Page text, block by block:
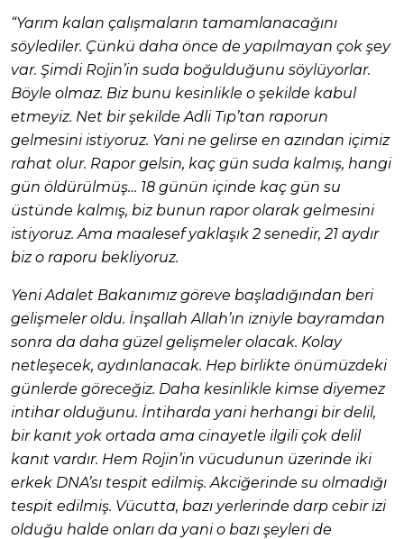
“Yarım kalan çalışmaların tamamlanacağını
söylediler. Çünkü daha önce de yapılmayan çok şey
var. Şimdi Rojin’in suda boğulduğunu söylüyorlar.
Böyle olmaz. Biz bunu kesinlikle o şekilde kabul
etmeyiz. Net bir şekilde Adli Tıp’tan raporun
gelmesini istiyoruz. Yani ne gelirse en azından içimiz
rahat olur. Rapor gelsin, kaç gün suda kalmış, hangi
gün öldürülmüş… 18 günün içinde kaç gün su
üstünde kalmış, biz bunun rapor olarak gelmesini
istiyoruz. Ama maalesef yaklaşık 2 senedir, 21 aydır
biz o raporu bekliyoruz.
Yeni Adalet Bakanımız göreve başladığından beri
gelişmeler oldu. İnşallah Allah’ın izniyle bayramdan
sonra da daha güzel gelişmeler olacak. Kolay
netleşecek, aydınlanacak. Hep birlikte önümüzdeki
günlerde göreceğiz. Daha kesinlikle kimse diyemez
intihar olduğunu. İntiharda yani herhangi bir delil,
bir kanıt yok ortada ama cinayetle ilgili çok delil
kanıt vardır. Hem Rojin’in vücudunun üzerinde iki
erkek DNA’sı tespit edilmiş. Akciğerinde su olmadığı
tespit edilmiş. Vücutta, bazı yerlerinde darp cebir izi
olduğu halde onları da yani o bazı şeyleri de